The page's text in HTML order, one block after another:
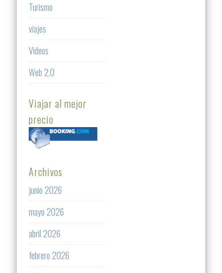
Turismo
viajes
Videos
Web 2.0
Viajar al mejor
precio
Archivos
junio 2026
mayo 2026
abril 2026
febrero 2026